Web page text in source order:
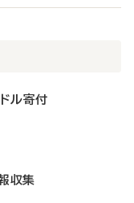
ル寄付
収集